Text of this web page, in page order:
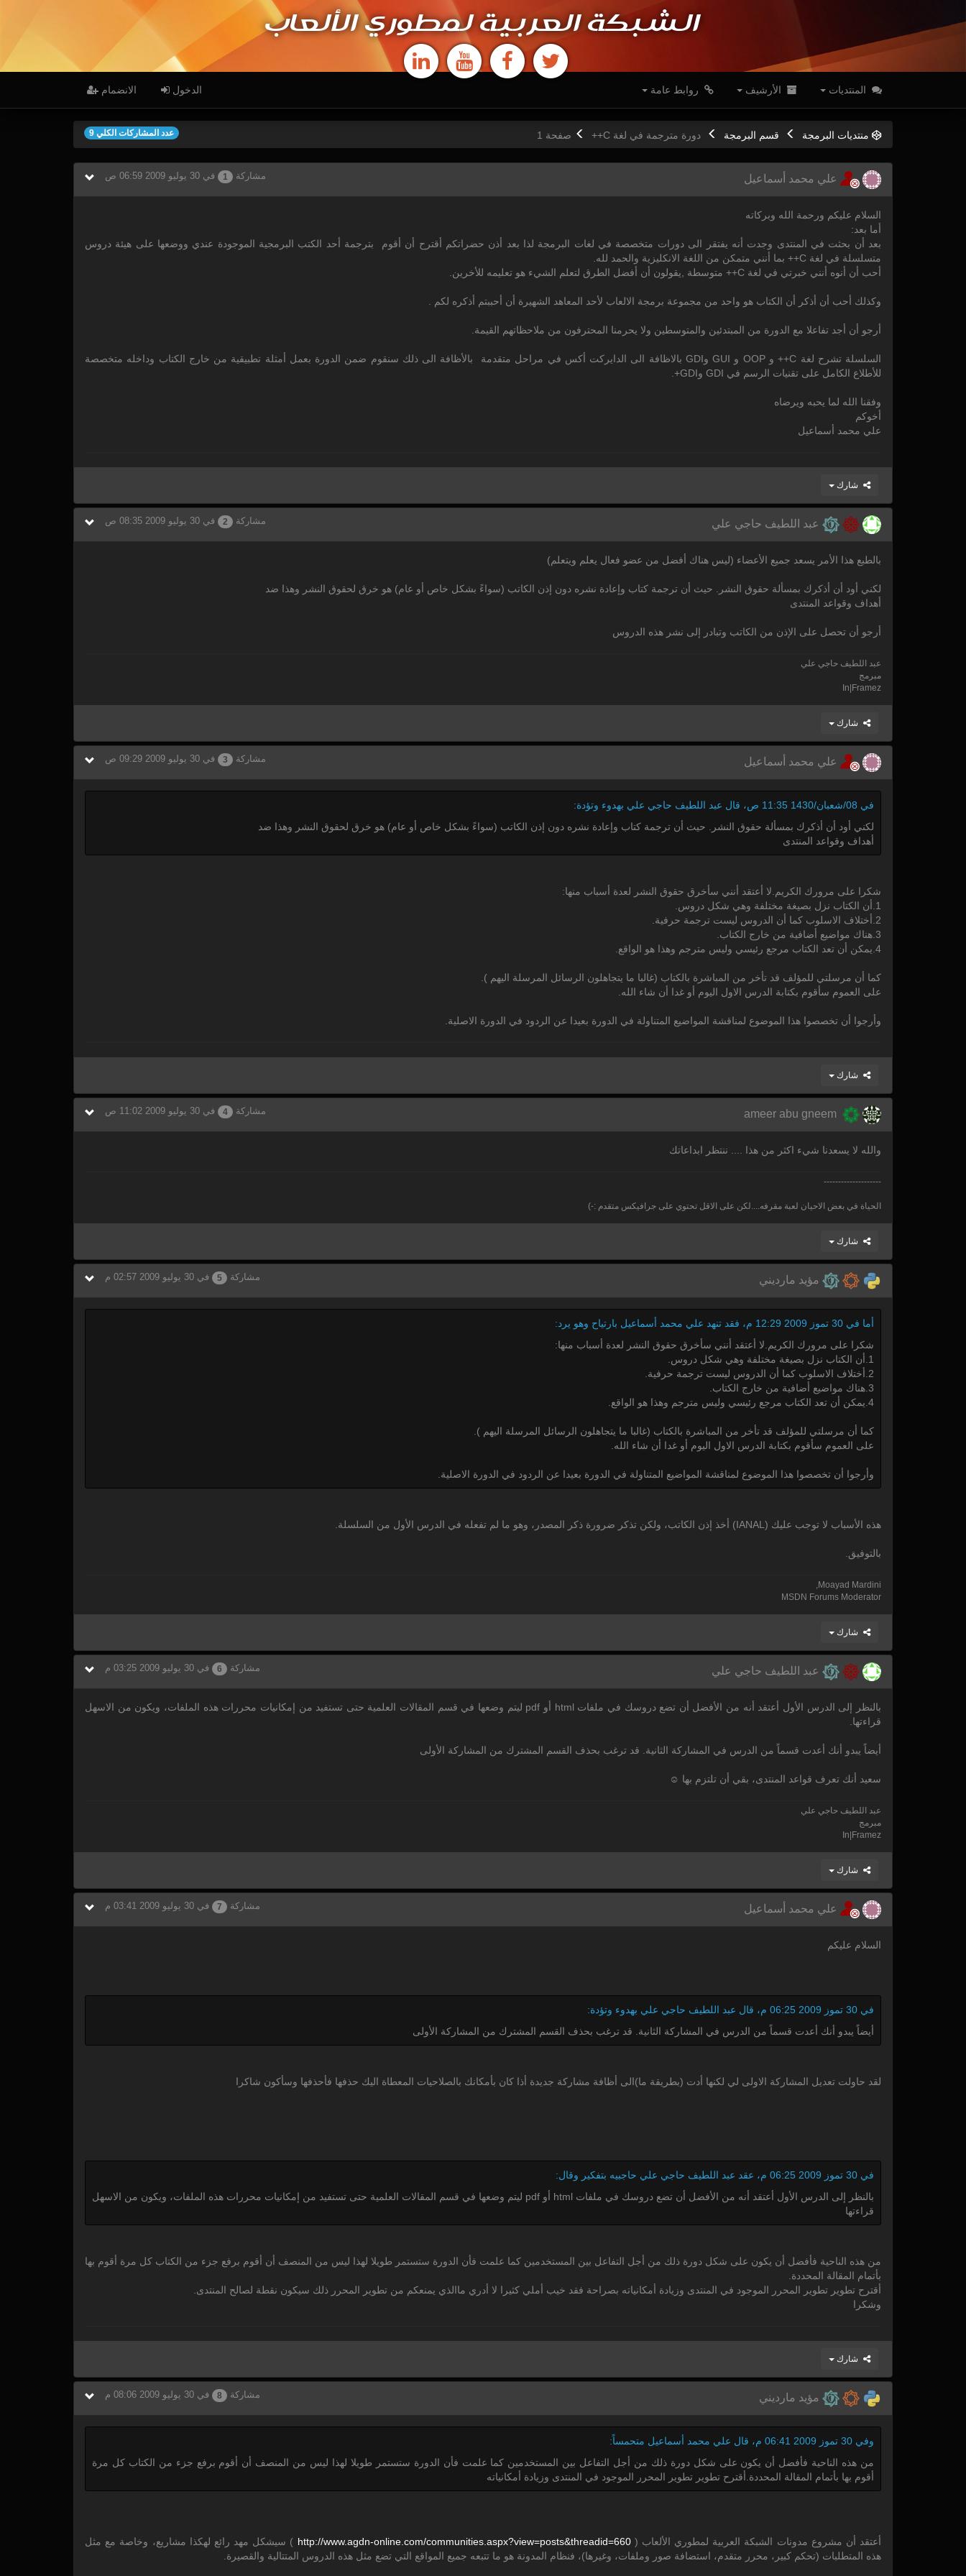
الشبكة العربية لمطوري الألعاب
المنتديات الأرشيف روابط عامة الدخول الانضمام
منتديات البرمجة قسم البرمجة دورة مترجمة في لغة C++ صفحة عدد المشاركات الكلي 9
علي محمد أسماعيل مشاركة 1 في 30 يوليو 2009 06:59 ص
السلام عليكم ورحمة الله وبركاته
أما بعد:
بعد أن بحثت في المنتدى وجدت أنه يفتقر الى دورات متخصصة في لغات البرمجة لذا بعد أذن حضراتكم أقترح أن أقوم بترجمة أحد الكتب البرمجية الموجودة عندي ووضعها على هيئة دروس
متسلسلة في لغة C++ بما أنني متمكن من اللغة الانكليزية والحمد لله.
أحب أن أنوه أنني خبرتي في لغة C++ متوسطة ,يقولون أن أفضل الطرق لتعلم الشيء هو تعليمه للأخرين.
وكذلك أحب أن أذكر أن الكتاب هو واحد من مجموعة برمجة الالعاب لأحد المعاهد الشهيرة أن أحببتم أذكره لكم .
أرجو أن أجد تفاعلا مع الدورة من المبتدئين والمتوسطين ولا يحرمنا المحترفون من ملاحظاتهم القيمة.
السلسلة تشرح لغة C++ و OOP و GUI وGDI بالاظافة الى الدايركت أكس في مراحل متقدمة بالأظافة الى ذلك سنقوم ضمن الدورة بعمل أمثلة تطبيقية من خارج الكتاب وداخله متخصصة
للأطلاع الكامل على تقنيات الرسم في GDI وGDI+.
وفقنا الله لما يحبه ويرضاه
أخوكم
علي محمد أسماعيل
شارك
عبد اللطيف حاجي علي مشاركة 2 في 30 يوليو 2009 08:35 ص
بالطبع هذا الأمر يسعد جميع الأعضاء (ليس هناك أفضل من عضو فعال يعلم ويتعلم)
لكني أود أن أذكرك بمسألة حقوق النشر. حيث أن ترجمة كتاب وإعادة نشره دون إذن الكاتب (سواءً بشكل خاص أو عام) هو خرق لحقوق النشر وهذا ضد
أهداف وقواعد المنتدى
أرجو أن تحصل على الإذن من الكاتب وتبادر إلى نشر هذه الدروس
عبد اللطيف حاجي علي
مبرمج
In|Framez
شارك
علي محمد أسماعيل مشاركة 3 في 30 يوليو 2009 09:29 ص
في 08/شعبان/1430 11:35 ص، قال عبد اللطيف حاجي علي بهدوء وتؤدة:
لكني أود أن أذكرك بمسألة حقوق النشر. حيث أن ترجمة كتاب وإعادة نشره دون إذن الكاتب (سواءً بشكل خاص أو عام) هو خرق لحقوق النشر وهذا ضد
أهداف وقواعد المنتدى
شكرا على مرورك الكريم.لا أعتقد أنني سأخرق حقوق النشر لعدة أسباب منها:
1.أن الكتاب نزل بصيغة مختلفة وهي شكل دروس.
2.أختلاف الاسلوب كما أن الدروس ليست ترجمة حرفية.
3.هناك مواضيع أضافية من خارج الكتاب.
4.يمكن أن تعد الكتاب مرجع رئيسي وليس مترجم وهذا هو الواقع.
كما أن مرسلتي للمؤلف قد تأخر من المباشرة بالكتاب (غالبا ما يتجاهلون الرسائل المرسلة اليهم ).
على العموم سأقوم بكتابة الدرس الاول اليوم أو غدا أن شاء الله.
وأرجوا أن تخصصوا هذا الموضوع لمناقشة المواضيع المتناولة في الدورة بعيدا عن الردود في الدورة الاصلية.
شارك
ameer abu gneem مشاركة 4 في 30 يوليو 2009 11:02 ص
والله لا يسعدنا شيء اكثر من هذا .... ننتظر ابداعاتك
--------------------
الحياة في بعض الاحيان لعبة مقرفه....لكن على الاقل تحتوي على جرافيكس متقدم :-)
شارك
مؤيد مارديني مشاركة 5 في 30 يوليو 2009 02:57 م
أما في 30 تموز 2009 12:29 م، فقد تنهد علي محمد أسماعيل بارتياح وهو يرد:
شكرا على مرورك الكريم.لا أعتقد أنني سأخرق حقوق النشر لعدة أسباب منها:
1.أن الكتاب نزل بصيغة مختلفة وهي شكل دروس.
2.أختلاف الاسلوب كما أن الدروس ليست ترجمة حرفية.
3.هناك مواضيع أضافية من خارج الكتاب.
4.يمكن أن تعد الكتاب مرجع رئيسي وليس مترجم وهذا هو الواقع.
كما أن مرسلتي للمؤلف قد تأخر من المباشرة بالكتاب (غالبا ما يتجاهلون الرسائل المرسلة اليهم ).
على العموم سأقوم بكتابة الدرس الاول اليوم أو غدا أن شاء الله.
وأرجوا أن تخصصوا هذا الموضوع لمناقشة المواضيع المتناولة في الدورة بعيدا عن الردود في الدورة الاصلية.
هذه الأسباب لا توجب عليك (IANAL) أخذ إذن الكاتب، ولكن تذكر ضرورة ذكر المصدر، وهو ما لم تفعله في الدرس الأول من السلسلة.
بالتوفيق.
Moayad Mardini,
MSDN Forums Moderator
شارك
عبد اللطيف حاجي علي مشاركة 6 في 30 يوليو 2009 03:25 م
بالنظر إلى الدرس الأول أعتقد أنه من الأفضل أن تضع دروسك في ملفات html أو pdf ليتم وضعها في قسم المقالات العلمية حتى تستفيد من إمكانيات محررات هذه الملفات، ويكون من الاسهل
قراءتها.
أيضاً يبدو أنك أعدت قسماً من الدرس في المشاركة الثانية. قد ترغب بحذف القسم المشترك من المشاركة الأولى
سعيد أنك تعرف قواعد المنتدى، بقي أن تلتزم بها ☺
عبد اللطيف حاجي علي
مبرمج
In|Framez
شارك
علي محمد أسماعيل مشاركة 7 في 30 يوليو 2009 03:41 م
السلام عليكم
في 30 تموز 2009 06:25 م، قال عبد اللطيف حاجي علي بهدوء وتؤدة:
أيضاً يبدو أنك أعدت قسماً من الدرس في المشاركة الثانية. قد ترغب بحذف القسم المشترك من المشاركة الأولى
لقد حاولت تعديل المشاركة الاولى لي لكنها أدت (بطريقة ما)الى أظافة مشاركة جديدة أذا كان بأمكانك بالصلاحيات المعطاة اليك حذفها فأحذفها وسأكون شاكرا
في 30 تموز 2009 06:25 م، عقد عبد اللطيف حاجي علي حاجبيه بتفكير وقال:
بالنظر إلى الدرس الأول أعتقد أنه من الأفضل أن تضع دروسك في ملفات html أو pdf ليتم وضعها في قسم المقالات العلمية حتى تستفيد من إمكانيات محررات هذه الملفات، ويكون من الاسهل
قراءتها
من هذه الناحية فأفضل أن يكون على شكل دورة ذلك من أجل التفاعل بين المستخدمين كما علمت فأن الدورة ستستمر طويلا لهذا ليس من المنصف أن أقوم برفع جزء من الكتاب كل مرة أقوم بها
بأتمام المقالة المحددة.
أقترح تطوير تطوير المحرر الموجود في المنتدى وزيادة أمكانياته بصراحة فقد خيب أملي كثيرا لا أدري ماالذي يمنعكم من تطوير المحرر ذلك سيكون نقطة لصالح المنتدى.
وشكرا
شارك
مؤيد مارديني مشاركة 8 في 30 يوليو 2009 08:06 م
وفي 30 تموز 2009 06:41 م، قال علي محمد أسماعيل متحمساً:
من هذه الناحية فأفضل أن يكون على شكل دورة ذلك من أجل التفاعل بين المستخدمين كما علمت فأن الدورة ستستمر طويلا لهذا ليس من المنصف أن أقوم برفع جزء من الكتاب كل مرة
أقوم بها بأتمام المقالة المحددة.أقترح تطوير تطوير المحرر الموجود في المنتدى وزيادة أمكانياته
أعتقد أن مشروع مدونات الشبكة العربية لمطوري الألعاب ( http://www.agdn-online.com/communities.aspx?view=posts&threadid=660
) سيشكل مهد رائع لهكذا مشاريع، وخاصة مع مثل
هذه المتطلبات (تحكم كبير، محرر متقدم، استضافة صور وملفات، وغيرها)، فنظام المدونة هو ما تتبعه جميع المواقع التي تضع مثل هذه الدروس المتتالية والقصيرة.